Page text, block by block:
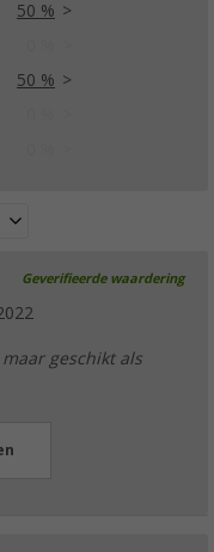
50 %
50 %
Geverifieerde waardering
geschikt als